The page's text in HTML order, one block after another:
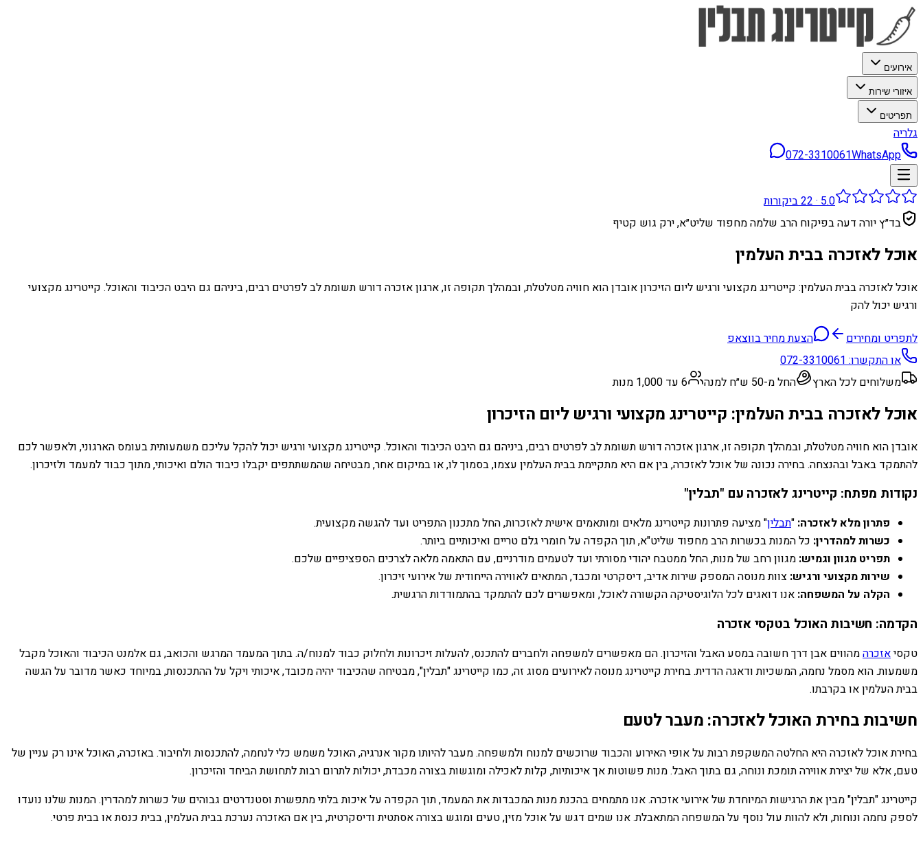
אירועים
איזורי שירות
תפריטים
גלריה
072-3310061WhatsApp
5.0
·
22ביקורות
בד״ץ יורה דעה בפיקוח הרב שלמה מחפוד שליט״א, ירק גוש קטיף
אוכל לאזכרה בבית העלמין
אוכל לאזכרה בבית העלמין: קייטרינג מקצועי ורגיש ליום הזיכרון אובדן הוא חוויה מטלטלת, ובמהלך תקופה זו, ארגון אזכרה דורש תשומת לב לפרטים רבים, ביניהם גם היבט הכיבוד והאוכל. קייטרינג מקצועי
ורגיש יכול להק
לתפריט ומחירים
הצעת מחיר בווצאפ
או התקשרו:072-3310061
משלוחים לכל הארץ
החל מ-50 ש״ח למנה 6 עד 1,000 מנות
אוכל לאזכרה בבית העלמין: קייטרינג מקצועי ורגיש ליום הזיכרון
אובדן הוא חוויה מטלטלת, ובמהלך תקופה זו, ארגון אזכרה דורש תשומת לב לפרטים רבים, ביניהם גם היבט הכיבוד והאוכל. קייטרינג מקצועי ורגיש יכול להקל עליכם משמעותית בעומס הארגוני, ולאפשר לכם
להתמקד באבל ובהנצחה. בחירה נכונה של אוכל לאזכרה, בין אם היא מתקיימת בבית העלמין עצמו, בסמוך לו, או במיקום אחר, מבטיחה שהמשתתפים יקבלו כיבוד הולם ואיכותי, מתוך כבוד למעמד ולזיכרון.
נקודות מפתח: קייטרינג לאזכרה עם "תבלין"
פתרון מלא לאזכרה: "תבלין" מציעה פתרונות קייטרינג מלאים ומותאמים אישית לאזכרות, החל מתכנון התפריט ועד להגשה מקצועית.
כשרות למהדרין: כל המנות בכשרות הרב מחפוד שליט"א, תוך הקפדה על חומרי גלם טריים ואיכותיים ביותר.
תפריט מגוון וגמיש: מגוון רחב של מנות, החל ממטבח יהודי מסורתי ועד לטעמים מודרניים, עם התאמה מלאה לצרכים הספציפיים שלכם.
שירות מקצועי ורגיש: צוות מנוסה המספק שירות אדיב, דיסקרטי ומכבד, המתאים לאווירה הייחודית של אירועי זיכרון.
הקלה על המשפחה: אנו דואגים לכל הלוגיסטיקה הקשורה לאוכל, ומאפשרים לכם להתמקד בהתמודדות הרגשית.
הקדמה: חשיבות האוכל בטקסי אזכרה
טקסיאזכרהמהווים אבן דרך חשובה במסע האבל והזיכרון. הם מאפשרים למשפחה ולחברים להתכנס, להעלות זיכרונות ולחלוק כבוד למנוח/ה. בתוך המעמד המרגש והכואב, גם אלמנט הכיבוד והאוכל מקבל
משמעות. הוא מסמל נחמה, המשכיות ודאגה הדדית. בחירת קייטרינג מנוסה לאירועים מסוג זה, כמו קייטרינג "תבלין", מבטיחה שהכיבוד יהיה מכובד, איכותי ויקל על ההתכנסות, במיוחד כאשר מדובר על הגשה
בבית העלמין או בקרבתו.
חשיבות בחירת האוכל לאזכרה: מעבר לטעם
בחירת אוכל לאזכרה היא החלטה המשקפת רבות על אופי האירוע והכבוד שרוכשים למנוח ולמשפחה. מעבר להיותו מקור אנרגיה, האוכל משמש כלי לנחמה, להתכנסות ולחיבור. באזכרה, האוכל אינו רק עניין של
טעם, אלא של יצירת אווירה תומכת ונוחה, גם בתוך האבל. מנות פשוטות אך איכותיות, קלות לאכילה ומוגשות בצורה מכבדת, יכולות לתרום רבות לתחושת הביחד והזיכרון.
קייטרינג "תבלין" מבין את הרגישות המיוחדת של אירועי אזכרה. אנו מתמחים בהכנת מנות המכבדות את המעמד, תוך הקפדה על איכות בלתי מתפשרת וסטנדרטים גבוהים של כשרות למהדרין. המנות שלנו נועדו
לספק נחמה ונוחות, ולא להוות עול נוסף על המשפחה המתאבלת. אנו שמים דגש על אוכל מזין, טעים ומוגש בצורה אסתטית ודיסקרטית, בין אם האזכרה נערכת בבית העלמין, בבית כנסת או בבית פרטי.